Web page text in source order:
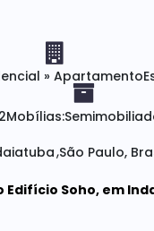
» Apartamento
2Mobílias:
São Paulo,
Soho, em